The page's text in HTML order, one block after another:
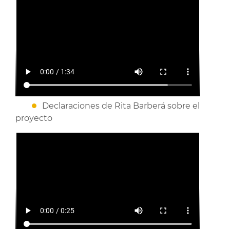
Declaraciones de Rita Barberá sobre el
proyecto